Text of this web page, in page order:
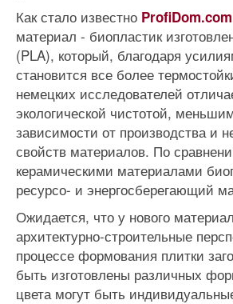
Как стало известно
материал - биопластик
(PLA), который, благодаря
становится все более
немецких исследователей
экологической чистотой,
зависимости от производства и
свойств материалов. По
керамическими материалами
ресурсо- и энергосберегающий
Ожидается, что у нового
архитектурно-строительные
процессе формования плитки
быть изготовлены различных
цвета могут быть